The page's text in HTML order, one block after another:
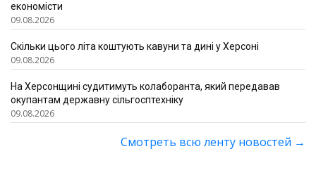
економісти
09.08.2026
Скільки цього літа коштують кавуни та дині у Херсоні
09.08.2026
На Херсонщині судитимуть колаборанта, який передавав
окупантам державну сільгосптехніку
09.08.2026
Смотреть всю ленту новостей →